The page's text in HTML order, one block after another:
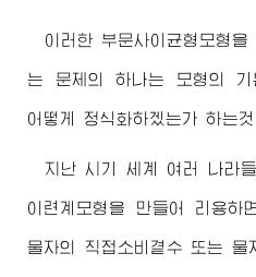
이러한 부문사이균형모형
는 문제의 하나는 모형의 기
어떻게 정식화하겠는가 하는것
지난 시기 세계 여러 나라
이련계모형을 만들어 리용하
물자의 직접소비곁수 또는 물